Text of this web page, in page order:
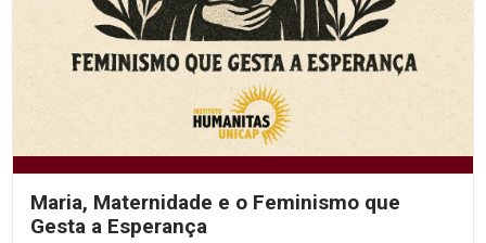
Maria, Maternidade e o Feminismo que
Gesta a Esperança